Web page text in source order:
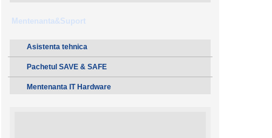
Mentenanta&Suport
Asistenta tehnica
Pachetul SAVE & SAFE
Mentenanta IT Hardware